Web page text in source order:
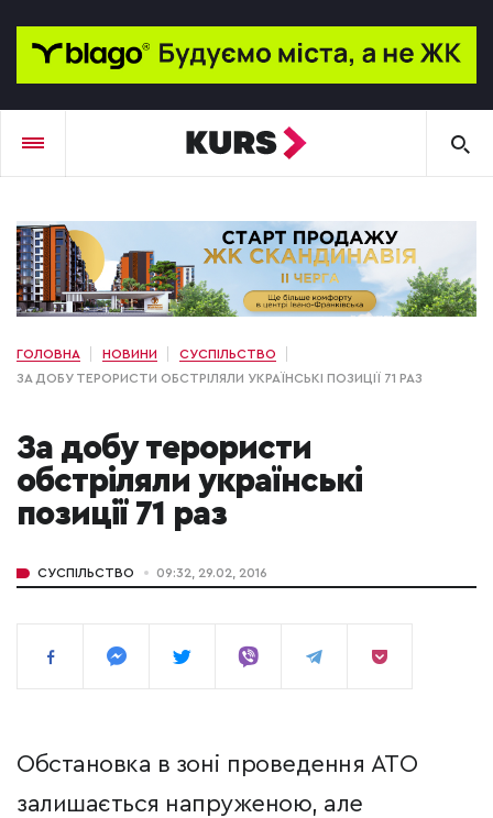
ГОЛОВНА НОВИНИ
СУСПІЛЬСТВО
ЗА ДОБУ ТЕРОРИСТИ ОБСТРІЛЯЛИ УКРАЇНСЬКІ ПОЗИЦІЇ 71 РАЗ
За добу терористи
обстріляли українські
позиції 71 раз
СУСПІЛЬСТВО 09:32, 29.02, 2016
Обстановка в зоні проведення АТО
залишається напруженою, але